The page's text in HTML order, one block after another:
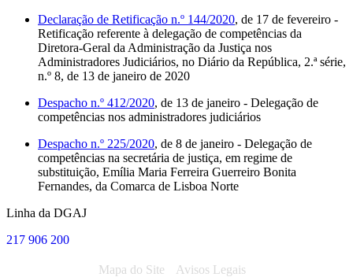
Declaração de Retificação n.º 144/2020, de 17 de fevereiro -
Retificação referente à delegação de competências da
Diretora-Geral da Administração da Justiça nos
Administradores Judiciários, no Diário da República, 2.ª série,
n.º 8, de 13 de janeiro de 2020
Despacho n.º 412/2020, de 13 de janeiro - Delegação de
competências nos administradores judiciários
Despacho n.º 225/2020, de 8 de janeiro - Delegação de
competências na secretária de justiça, em regime de
substituição, Emília Maria Ferreira Guerreiro Bonita
Fernandes, da Comarca de Lisboa Norte
Linha da DGAJ
217 906 200
Mapa do Site Avisos Legais